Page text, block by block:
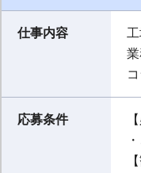
仕事内容
応募条件